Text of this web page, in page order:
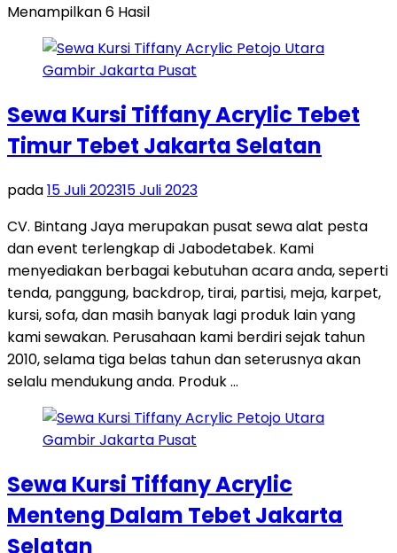
Menampilkan 6 Hasil
Sewa Kursi Tiffany Acrylic Tebet
Timur Tebet Jakarta Selatan
pada15 Juli 202315 Juli 2023
CV. Bintang Jaya merupakan pusat sewa alat pesta
dan event terlengkap di Jabodetabek. Kami
menyediakan berbagai kebutuhan acara anda, seperti
tenda, panggung, backdrop, tirai, partisi, meja, karpet,
kursi, sofa, dan masih banyak lagi produk lain yang
kami sewakan. Perusahaan kami berdiri sejak tahun
2010, selama tiga belas tahun dan seterusnya akan
selalu mendukung anda. Produk …
Sewa Kursi Tiffany Acrylic
Menteng Dalam Tebet Jakarta
Selatan